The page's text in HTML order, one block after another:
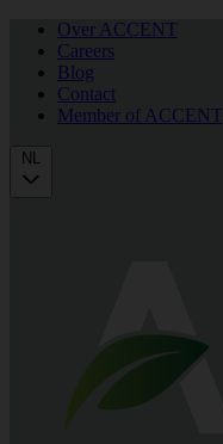
Over ACCENT
Careers
Blog
Contact
Member of ACCENT
NL